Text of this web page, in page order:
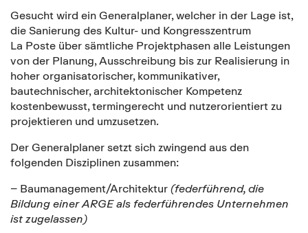
Gesucht wird ein Generalplaner, welcher in der Lage ist,
die Sanierung des Kultur- und Kongresszentrum
La Poste über sämtliche Projektphasen alle Leistungen
von der Planung, Ausschreibung bis zur Realisierung in
hoher organisatorischer, kommunikativer,
bautechnischer, architektonischer Kompetenz
kostenbewusst, termingerecht und nutzerorientiert zu
projektieren und umzusetzen.
Der Generalplaner setzt sich zwingend aus den
folgenden Disziplinen zusammen:
– Baumanagement/Architektur (federführend, die
Bildung einer ARGE als federführendes Unternehmen
ist zugelassen)